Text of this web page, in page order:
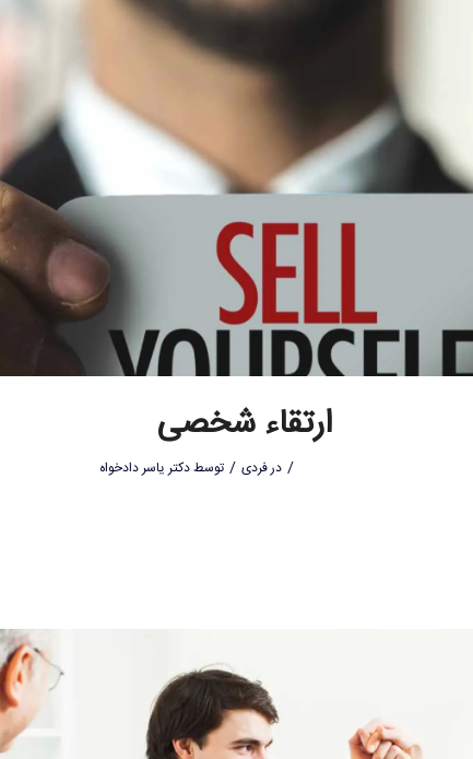
ارتقاء شخصی
/ درفردی / توسطدکتر یاسر دادخواه